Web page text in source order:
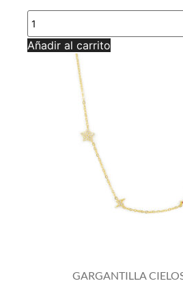
GARGANTILLA
OJO
TURCO
AG
Añadir al carrito
GARGANTILLA